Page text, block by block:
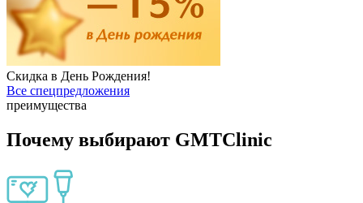
Скидка в День Рождения!
Все спецпредложения
преимущества
Почему выбирают GMTClinic